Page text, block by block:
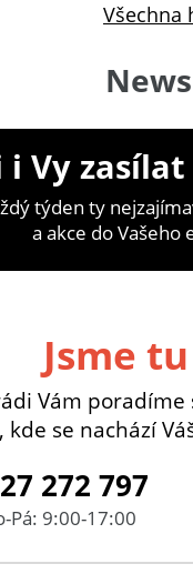
Všechna
i Vy
týden ty
a akce do Vašeho
Jsme
Vám
se nachází
272 797
Pá: 9:00-17:00